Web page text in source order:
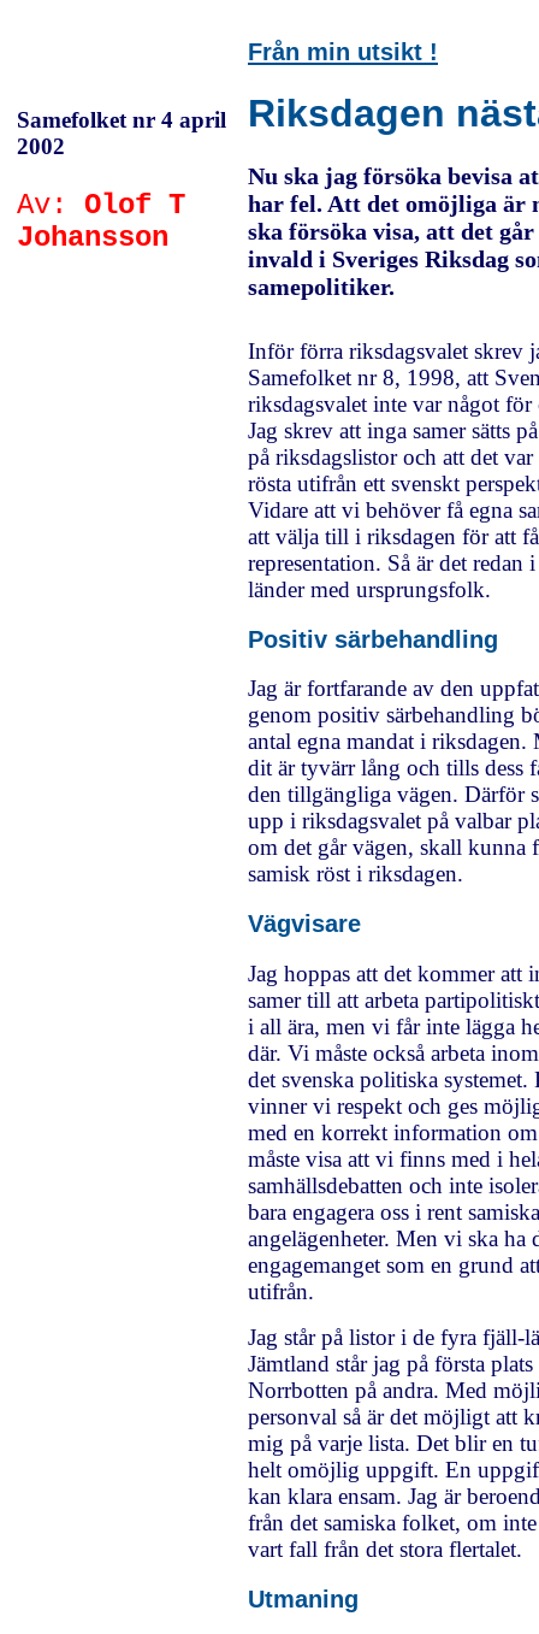
Samefolket nr 4 april
2002
Av: Olof T
Johansson
Från min utsikt !
Riksdagen
Nu ska jag försöka bevisa
har fel. Att det omöjliga är
ska försöka visa, att det
invald i Sveriges Riksdag
samepolitiker.
Inför förra riksdagsvalet skrev
Samefolket nr 8, 1998, att
riksdagsvalet inte var något för
Jag skrev att inga samer sätts
på riksdagslistor och att det
rösta utifrån ett svenskt
Vidare att vi behöver få egna
att välja till i riksdagen för att
representation. Så är det redan
länder med ursprungsfolk.
Positiv särbehandling
Jag är fortfarande av den
genom positiv särbehandling
antal egna mandat i riksdagen.
dit är tyvärr lång och tills dess
den tillgängliga vägen. Därför
upp i riksdagsvalet på valbar
om det går vägen, skall kunna
samisk röst i riksdagen.
Vägvisare
Jag hoppas att det kommer att
samer till att arbeta
i all ära, men vi får inte lägga
där. Vi måste också arbeta
det svenska politiska systemet.
vinner vi respekt och ges
med en korrekt information om
måste visa att vi finns med i
samhällsdebatten och inte
bara engagera oss i rent samiska
angelägenheter. Men vi ska ha
engagemanget som en grund
utifrån.
Jag står på listor i de fyra fjäll-
Jämtland står jag på första
Norrbotten på andra. Med
personval så är det möjligt att
mig på varje lista. Det blir en
helt omöjlig uppgift. En
kan klara ensam. Jag är
från det samiska folket, om
vart fall från det stora flertalet.
Utmaning